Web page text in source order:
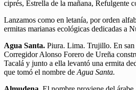
ciprés, Estrella de la mañana, Refulgente
Lanzamos como en letanía, por orden
ermitas marianas ecológicas dedicadas a
Agua Santa. Piura. Lima. Trujillo. En
Corregidor Alonso Forero de Ureña
Tacalá y junto a ella levantó una ermita
que tomó el nombre de Agua Santa.